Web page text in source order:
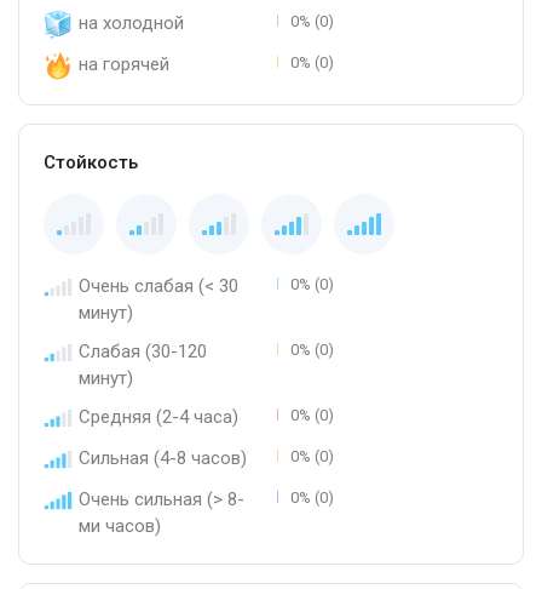
на холодной 0% (0)
на горячей 0% (0)
Стойкость
Очень слабая (< 30
минут)
0% (0)
Слабая (30-120
минут)
0% (0)
Средняя (2-4 часа) 0% (0)
Сильная (4-8 часов) 0% (0)
Очень сильная (> 8-
ми часов)
0% (0)